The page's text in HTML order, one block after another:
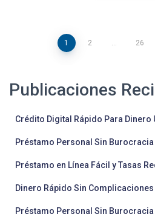
Paginación
entradas
1 2 … 26
Publicaciones
Crédito Digital Rápido Para Dinero
Préstamo Personal Sin
Préstamo en Línea Fácil y Tasas
Dinero Rápido Sin Complicaciones
Préstamo Personal Sin